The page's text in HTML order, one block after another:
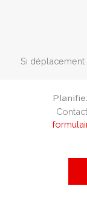
Si déplacement